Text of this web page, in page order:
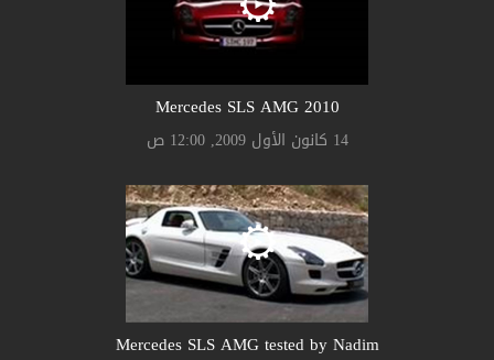
Mercedes SLS AMG 2010
14 كانون الأول 2009, 12:00 ص
Mercedes SLS AMG tested by Nadim